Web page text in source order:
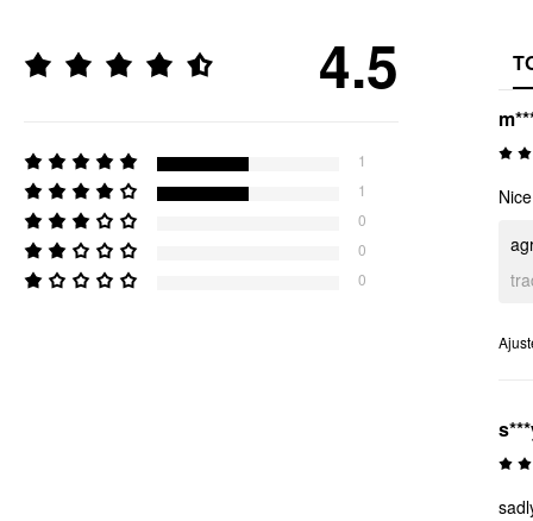
4.5
1
1
0
0
0
Nice